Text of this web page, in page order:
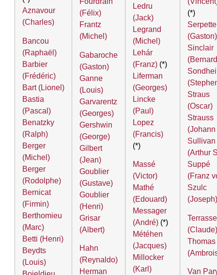
Aznavour
(Charles)
Bancou
(Raphaël)
Barbier
(Frédéric)
Bart (Lionel)
Bastia
(Pascal)
Benatzky
(Ralph)
Berger
(Michel)
Berger
(Rodolphe)
Bernicat
(Firmin)
Berthomieu
(Marc)
Betti (Henri)
Beydts
(Louis)
(Félix)
Frantz
(Michel)
Gabaroche
(Gaston)
Ganne
(Louis)
Garvarentz
(Georges)
Gershwin
(George)
Gilbert
(Jean)
Goublier
(Gustave)
Goublier
(Henri)
Grisar
(Albert)
Hahn
(Reynaldo)
Herman
Ledru
(Jack)
Legrand
(Michel)
Lehár
(Franz) (*)
Liferman
(Georges)
Lincke
(Paul)
Lopez
(Francis)
(*)
Massé
(Victor)
Mathé
(Edouard)
Messager
(André) (*)
Météhen
(Jacques)
Millocker
(Karl)
(*)
Serpette
(Gaston)
Sinclair
Straus
(Oscar)
Strauss
(Johann
Sullivan
(Arthur
Suppé
(Franz
Szulc
(Joseph)
Terrasse
(Claude)
Thomas
Van